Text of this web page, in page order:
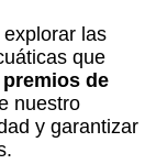
las
que
premios de
nuestro
y garantizar